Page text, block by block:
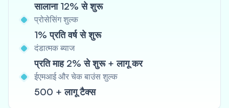
सालाना 12% से शुरू
प्रोसेसिंग शुल्क
1% प्रति वर्ष से शुरू
दंडात्मक ब्याज
प्रति माह 2% से शुरू + लागू कर
ईएमआई और चेक बाउंस शुल्क
500 + लागू टैक्स